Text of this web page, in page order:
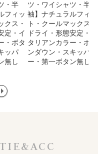
・半
フィッ
クス・
定・イ
・ボタ
ッパ
無し
ツ・ワイシャツ・半
袖】ナチュラルフィッ
ト・クールマックス・
ドライ・形態安定・イ
タリアンカラー・ボタ
ンダウン・スキッパ
ー・第一ボタン無し
TIE&ACC